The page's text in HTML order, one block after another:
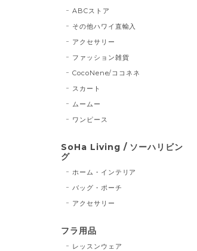
ABCストア
その他ハワイ直輸入
アクセサリー
ファッション雑貨
CocoNene/ココネネ
スカート
ムームー
ワンピース
SoHa Living / ソーハリビン
グ
ホーム・インテリア
バッグ・ポーチ
アクセサリー
フラ用品
レッスンウェア